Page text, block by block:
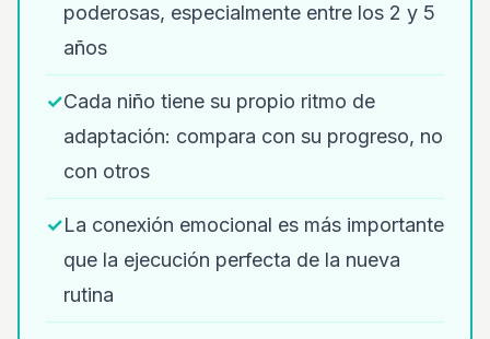
poderosas, especialmente entre los 2 y 5
años
✓Cada niño tiene su propio ritmo de
adaptación: compara con su progreso, no
con otros
✓La conexión emocional es más importante
que la ejecución perfecta de la nueva
rutina